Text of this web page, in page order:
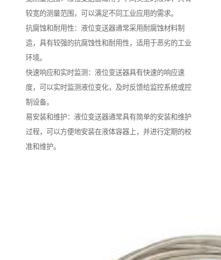
较宽的测量范围，可以满足不同工业应用的需求。
抗腐蚀和耐用性：液位变送器通常采用耐腐蚀材料制
造，具有较强的抗腐蚀性和耐用性，适用于恶劣的工业
环境。
快速响应和实时监测：液位变送器具有快速的响应速
度，可以实时监测液位变化，及时反馈给监控系统或控
制设备。
易安装和维护：液位变送器通常具有简单的安装和维护
过程，可以方便地安装在液体容器上，并进行定期的校
准和维护。